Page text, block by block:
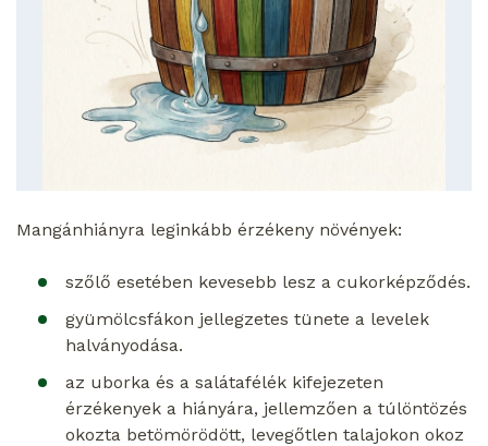
Mangánhiányra leginkább érzékeny növények:
szőlő esetében kevesebb lesz a cukorképződés.
gyümölcsfákon jellegzetes tünete a levelek
halványodása.
az uborka és a salátafélék kifejezeten
érzékenyek a hiányára, jellemzően a túlöntözés
okozta betömörödött, levegőtlen talajokon okoz